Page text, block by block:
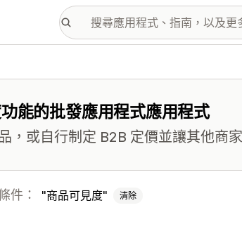
能的批發應用程式應用程式
，或自行制定 B2B 定價並讓其他商
件： 商品可見度 清除